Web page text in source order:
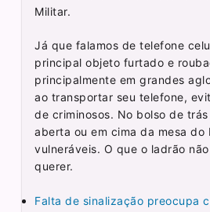
Militar.
Já que falamos de telefone
principal objeto furtado e
principalmente em grandes
ao transportar seu telefone,
de criminosos. No bolso de
aberta ou em cima da mesa do
vulneráveis. O que o ladrão
querer.
Falta de sinalização preocupa